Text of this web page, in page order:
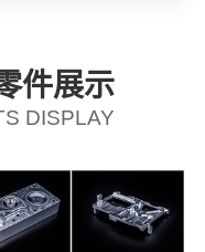
件展示
DISPLAY